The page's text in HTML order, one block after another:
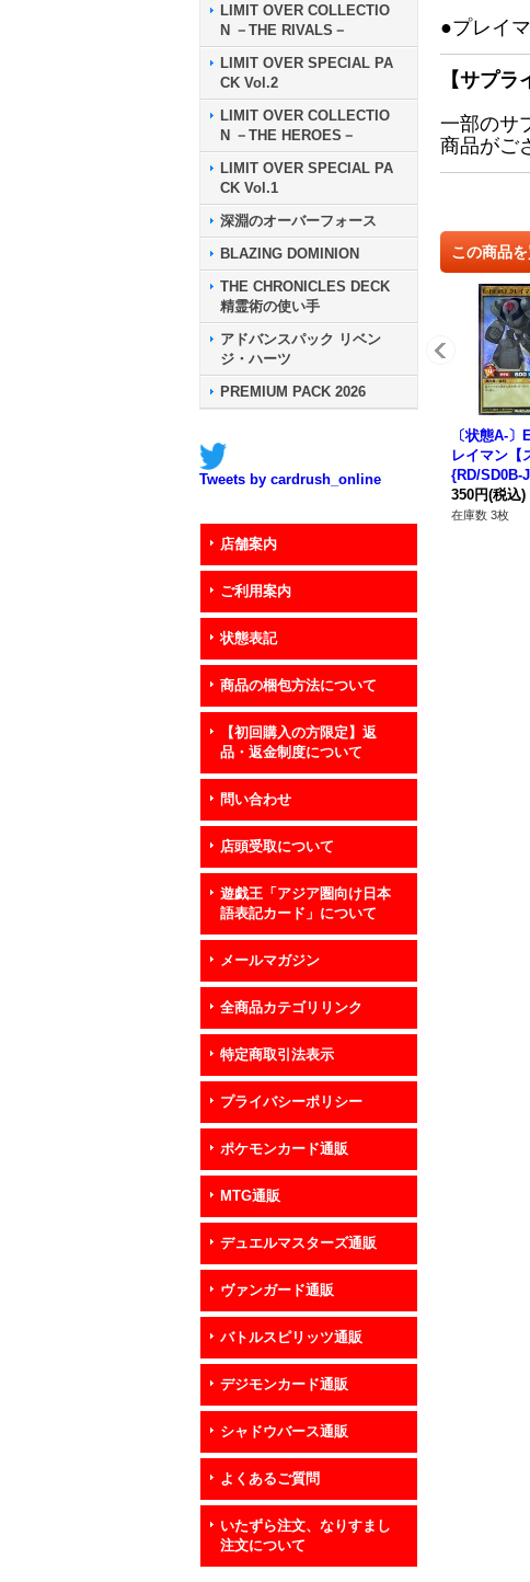
LIMIT OVER COLLECTIO
N －THE RIVALS－
LIMIT OVER SPECIAL PA
CK Vol.2
LIMIT OVER COLLECTIO
N －THE HEROES－
LIMIT OVER SPECIAL PA
CK Vol.1
深淵のオーバーフォース
BLAZING DOMINION
THE CHRONICLES DECK
精霊術の使い手
アドバンスパック リベン
ジ・ハーツ
PREMIUM PACK 2026
Tweets by cardrush_online
店舗案内
ご利用案内
状態表記
商品の梱包方法について
【初回購入の方限定】返
品・返金制度について
問い合わせ
店頭受取について
遊戯王「アジア圏向け日本
語表記カード」について
メールマガジン
全商品カテゴリリンク
特定商取引法表示
プライバシーポリシー
ポケモンカード通販
MTG通販
デュエルマスターズ通販
ヴァンガード通販
バトルスピリッツ通販
デジモンカード通販
シャドウバース通販
よくあるご質問
いたずら注文、なりすまし
注文について
●プレイ
【サプラ
一部のサ
商品がご
この商品
〔状態A-〕
レイマン【
{RD/SD0B-
Dモンスター
350円(税込)
在庫数 3枚